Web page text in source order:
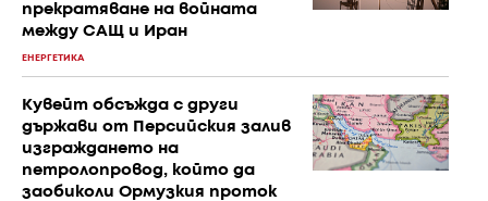
прекратяване на войната
между САЩ и Иран
ЕНЕРГЕТИКА
Кувейт обсъжда с други
държави от Персийския залив
изграждането на
петролопровод, който да
заобиколи Ормузкия проток